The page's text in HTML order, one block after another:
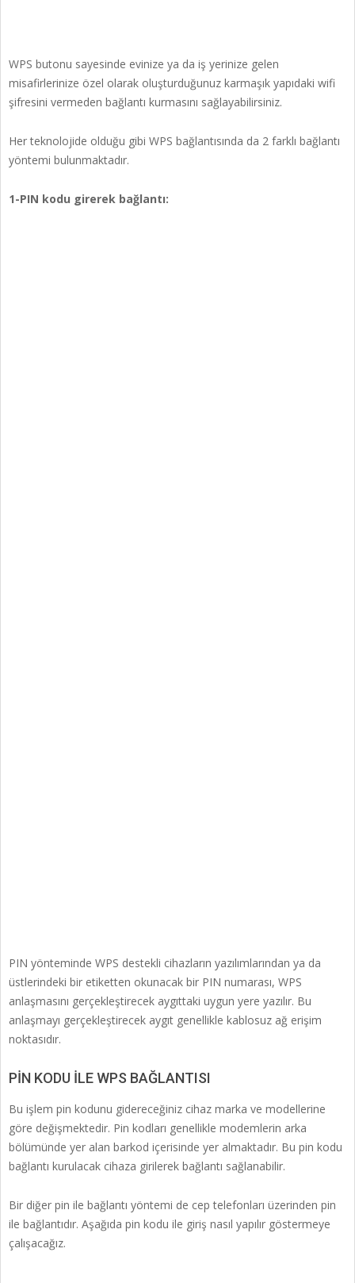
WPS butonu sayesinde evinize ya da iş yerinize gelen
misafirlerinize özel olarak oluşturduğunuz karmaşık yapıdaki wifi
şifresini vermeden bağlantı kurmasını sağlayabilirsiniz.
Her teknolojide olduğu gibi WPS bağlantısında da 2 farklı bağlantı
yöntemi bulunmaktadır.
1-PIN kodu girerek bağlantı:
PIN yönteminde WPS destekli cihazların yazılımlarından ya da
üstlerindeki bir etiketten okunacak bir PIN numarası, WPS
anlaşmasını gerçekleştirecek aygıttaki uygun yere yazılır. Bu
anlaşmayı gerçekleştirecek aygıt genellikle kablosuz ağ erişim
noktasıdır.
PİN KODU İLE WPS BAĞLANTISI
Bu işlem pin kodunu gidereceğiniz cihaz marka ve modellerine
göre değişmektedir. Pin kodları genellikle modemlerin arka
bölümünde yer alan barkod içerisinde yer almaktadır. Bu pin kodu
bağlantı kurulacak cihaza girilerek bağlantı sağlanabilir.
Bir diğer pin ile bağlantı yöntemi de cep telefonları üzerinden pin
ile bağlantıdır. Aşağıda pin kodu ile giriş nasıl yapılır göstermeye
çalışacağız.